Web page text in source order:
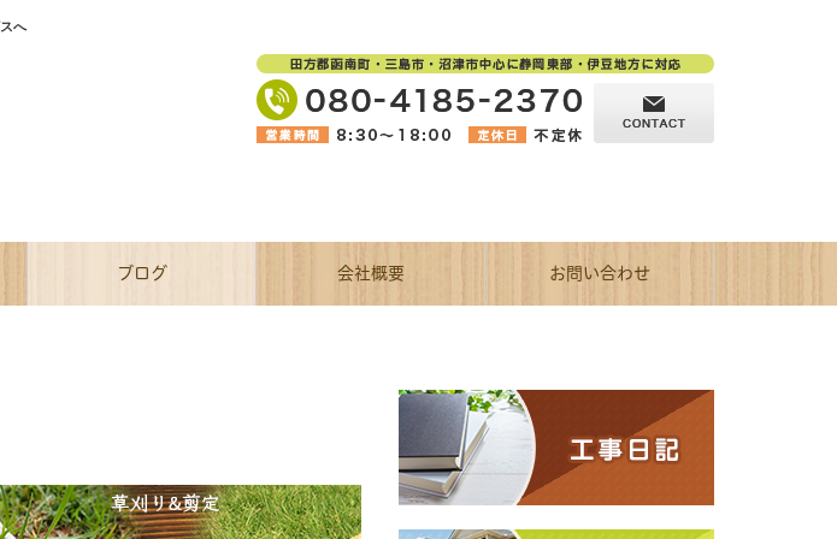
へ
ブログ 会社概要 お問い合わせ